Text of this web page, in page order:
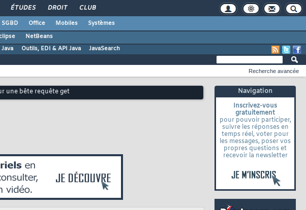
ÉTUDES DROIT CLUB
SGBD Office Mobiles
Systèmes
NetBeans
Outils, EDI & API Java JavaSearch
Navigation
Inscrivez-vous
gratuitement
pour pouvoir participer,
suivre les réponses en
temps réel, voter pour
les messages, poser vos
propres questions et
recevoir la newsletter
Recherche avancée
une bête requête get